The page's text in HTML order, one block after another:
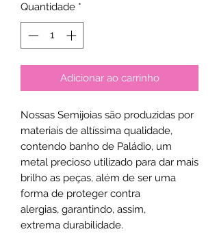
Quantidade *
Adicionar ao carrinho
Nossas Semijoias são produzidas por
materiais de altíssima qualidade,
contendo banho de Paládio, um
metal precioso utilizado para dar mais
brilho as peças, além de ser uma
forma de proteger contra
alergias, garantindo, assim,
extrema durabilidade.